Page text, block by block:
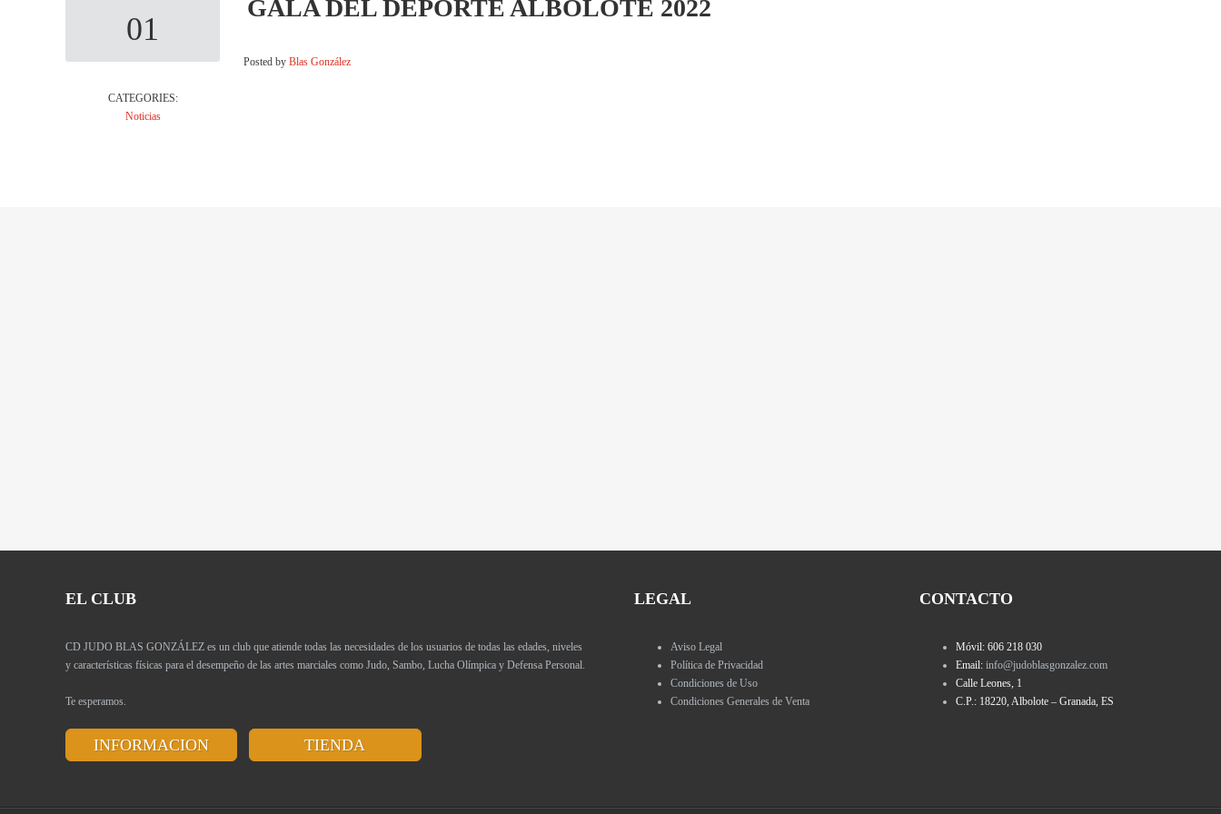
01
CATEGORIES:
Noticias
GALA DEL DEPORTE ALBOLOTE 2022
Posted by Blas González
EL CLUB
CD JUDO BLAS GONZÁLEZ es un club que atiende todas las necesidades de los usuarios de todas las edades, niveles
y características físicas para el desempeño de las artes marciales como Judo, Sambo, Lucha Olímpica y Defensa Personal.
Te esperamos.
INFORMACION TIENDA
LEGAL
Aviso Legal
Política de Privacidad
Condiciones de Uso
Condiciones Generales de Venta
CONTACTO
Móvil: 606 218 030
Email: info@judoblasgonzalez.com
Calle Leones, 1
C.P.: 18220, Albolote – Granada, ES